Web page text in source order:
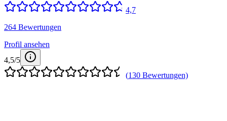
4,7
264 Bewertungen
Profil ansehen
4,5/5
(130 Bewertungen)